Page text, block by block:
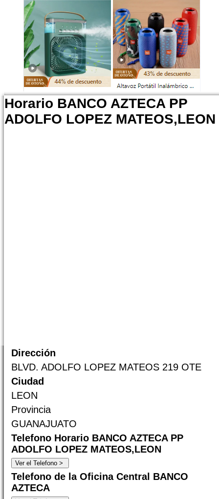
Horario BANCO AZTECA PP
ADOLFO LOPEZ MATEOS,LEON
Dirección
BLVD. ADOLFO LOPEZ MATEOS 219 OTE
Ciudad
LEON
Provincia
GUANAJUATO
Telefono Horario BANCO AZTECA PP
ADOLFO LOPEZ MATEOS,LEON
Telefono de la Oficina Central BANCO
AZTECA